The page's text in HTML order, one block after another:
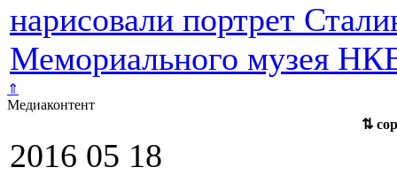
нарисовали портрет
Мемориального музея
⇑
Медиаконтент
⇅
2016 05 18